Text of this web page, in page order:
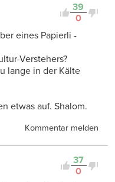
39
0
eines Papierli -
Verstehers?
lange in der Kälte
etwas auf. Shalom.
Kommentar melden
37
0